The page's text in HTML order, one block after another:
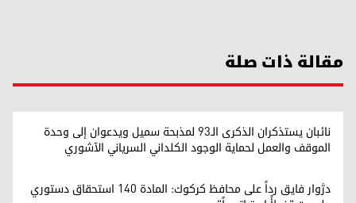
مقالة ذات صلة
نائبان يستذكران الذكرى الـ93 لمذبحة سميل ويدعوان إلى وحدة
الموقف والعمل لحماية الوجود الكلداني السرياني الآشوري
دژوار فايق رداً على محافظ كركوك: المادة 140 استحقاق دستوري